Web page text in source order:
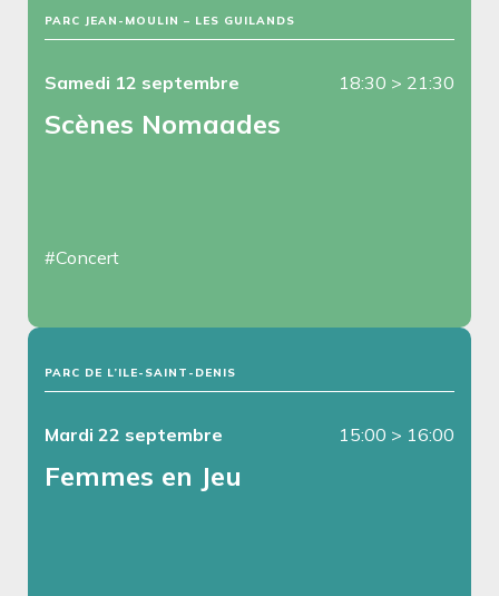
PARC JEAN-MOULIN – LES GUILANDS
Samedi 12 septembre 18:30 > 21:30
Scènes Nomaades
#Concert
PARC DE L’ILE-SAINT-DENIS
Mardi 22 septembre 15:00 > 16:00
Femmes en Jeu